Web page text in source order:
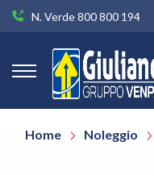
N. Verde 800 800 194
Home Noleggio